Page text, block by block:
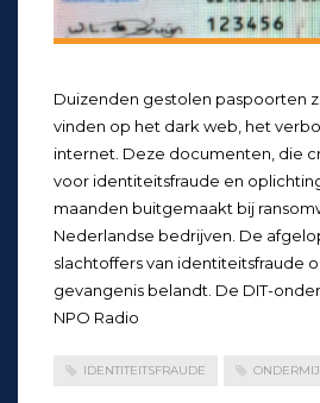
Duizenden gestolen paspoorten
vinden op het dark web, het
internet. Deze documenten, die
voor identiteitsfraude en
maanden buitgemaakt bij
Nederlandse bedrijven. De
slachtoffers van identiteitsfraude
gevangenis belandt. De DIT-
NPO Radio
IDENTITEITSFRAUDE